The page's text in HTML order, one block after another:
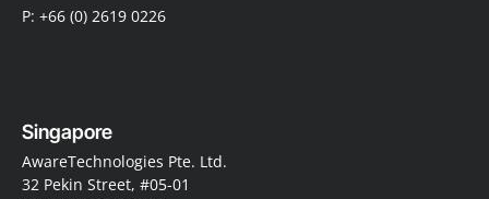
P: +66 (0) 2619 0226
Singapore
AwareTechnologies Pte. Ltd.
32 Pekin Street, #05-01